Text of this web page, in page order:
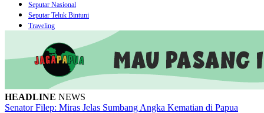
Seputar Nasional
Seputar Teluk Bintuni
Traveling
HEADLINE NEWS
Senator Filep: Miras Jelas Sumbang Angka Kematian di Papua